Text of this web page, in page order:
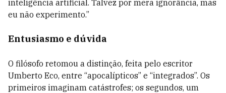
inteligência artificial. Talvez por mera ignorância, mas
eu não experimento.”
Entusiasmo e dúvida
O filósofo retomou a distinção, feita pelo escritor
Umberto Eco, entre “apocalípticos” e “integrados”. Os
primeiros imaginam catástrofes; os segundos, um